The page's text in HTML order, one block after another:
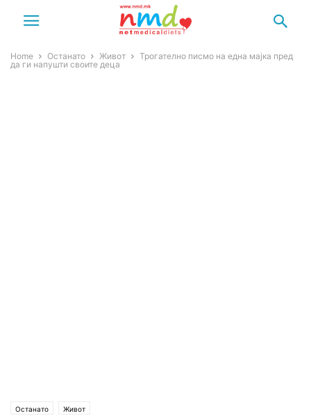
Home Останато Живот
Трогателно писмо на една мајка пред
да ги напушти своите деца
Останато Живот